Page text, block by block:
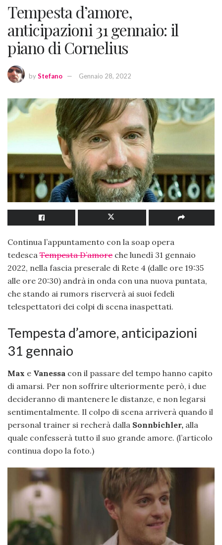
Tempesta d’amore,
anticipazioni 31 gennaio: il
piano di Cornelius
byStefano Gennaio 28, 2022
Continua l’appuntamento con la soap opera
tedesca Tempesta D’amore che lunedì 31 gennaio
2022, nella fascia preserale di Rete 4 (dalle ore 19:35
alle ore 20:30) andrà in onda con una nuova puntata,
che stando ai rumors riserverà ai suoi fedeli
telespettatori dei colpi di scena inaspettati.
Tempesta d’amore, anticipazioni
31 gennaio
Max e Vanessa con il passare del tempo hanno capito
di amarsi. Per non soffrire ulteriormente però, i due
decideranno di mantenere le distanze, e non legarsi
sentimentalmente. Il colpo di scena arriverà quando il
personal trainer si recherà dalla Sonnbichler, alla
quale confesserà tutto il suo grande amore. (l’articolo
continua dopo la foto.)